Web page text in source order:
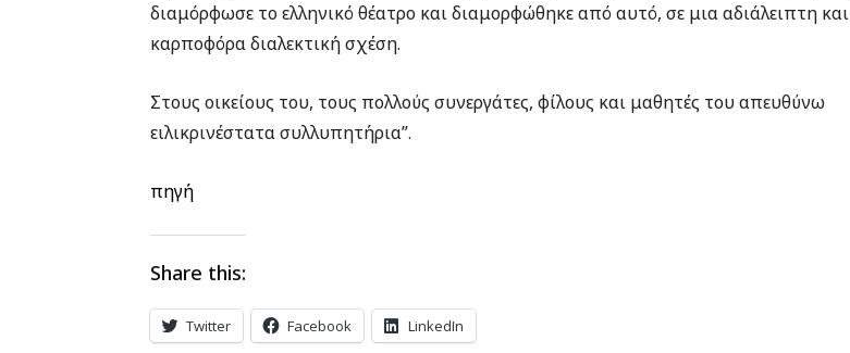
διαμόρφωσε το ελληνικό θέατρο και διαμορφώθηκε από αυτό, σε μια αδιάλειπτη και
καρποφόρα διαλεκτική σχέση.
Στους οικείους του, τους πολλούς συνεργάτες, φίλους και μαθητές του απευθύνω
ειλικρινέστατα συλλυπητήρια”.
πηγή
Share this:
Twitter Facebook LinkedIn